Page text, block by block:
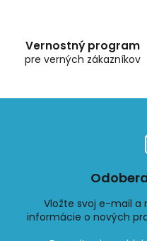
Vernostný program
pre verných zákazníkov
Vložte svoj e-mail a
informácie o nových